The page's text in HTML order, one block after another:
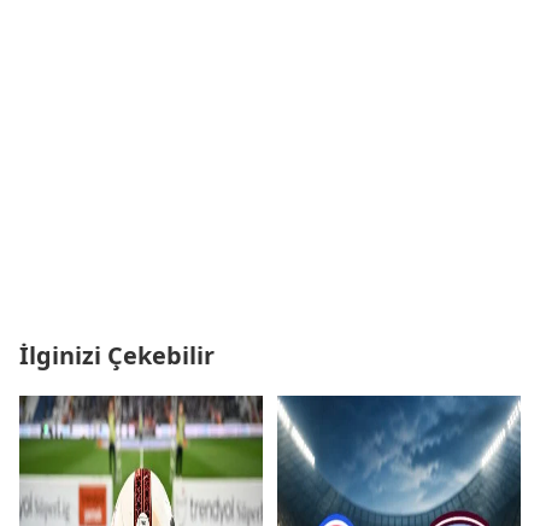
İlginizi Çekebilir